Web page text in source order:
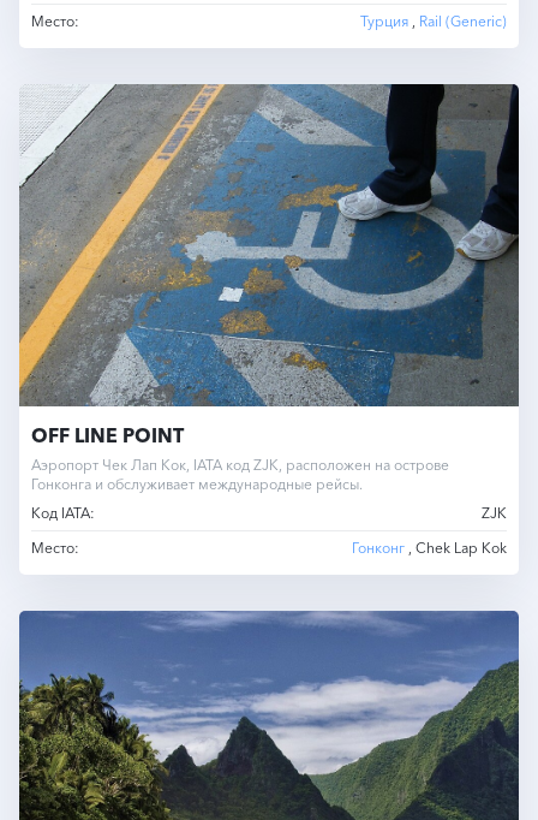
Место:
Турция Rail (Generic)
OFF LINE POINT
Аэропорт Чек Лап Кок, IATA код ZJK, расположен на острове
Гонконга и обслуживает международные рейсы.
Код IATA:
ZJK
Место:
Гонконг , Chek Lap Kok